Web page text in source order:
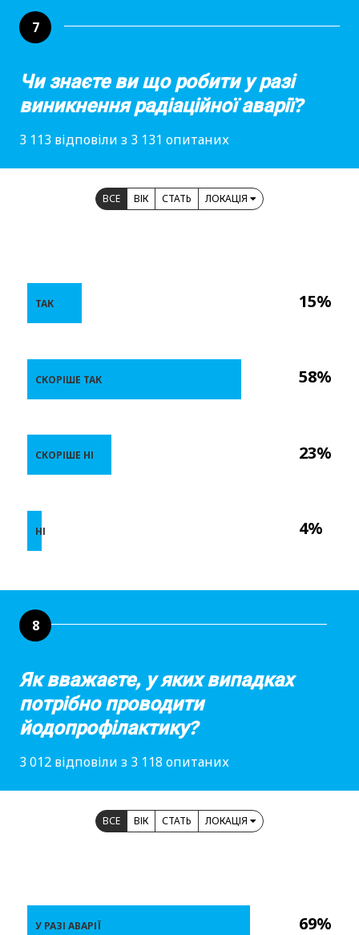
7
Чи знаєте ви що робити у разі
виникнення радіаційної аварії?
3 113 відповіли з 3 131 опитаних
ВСЕ ВІК СТАТЬ ЛОКАЦІЯ
15%
58%
23%
4%
ТАК
СКОРІШЕ ТАК
СКОРІШЕ НІ
НІ
8
Як вважаєте, у яких випадках
потрібно проводити
йодопрофілактику?
3 012 відповіли з 3 118 опитаних
ВСЕ ВІК СТАТЬ ЛОКАЦІЯ
69%
У РАЗІ АВАРІЇ